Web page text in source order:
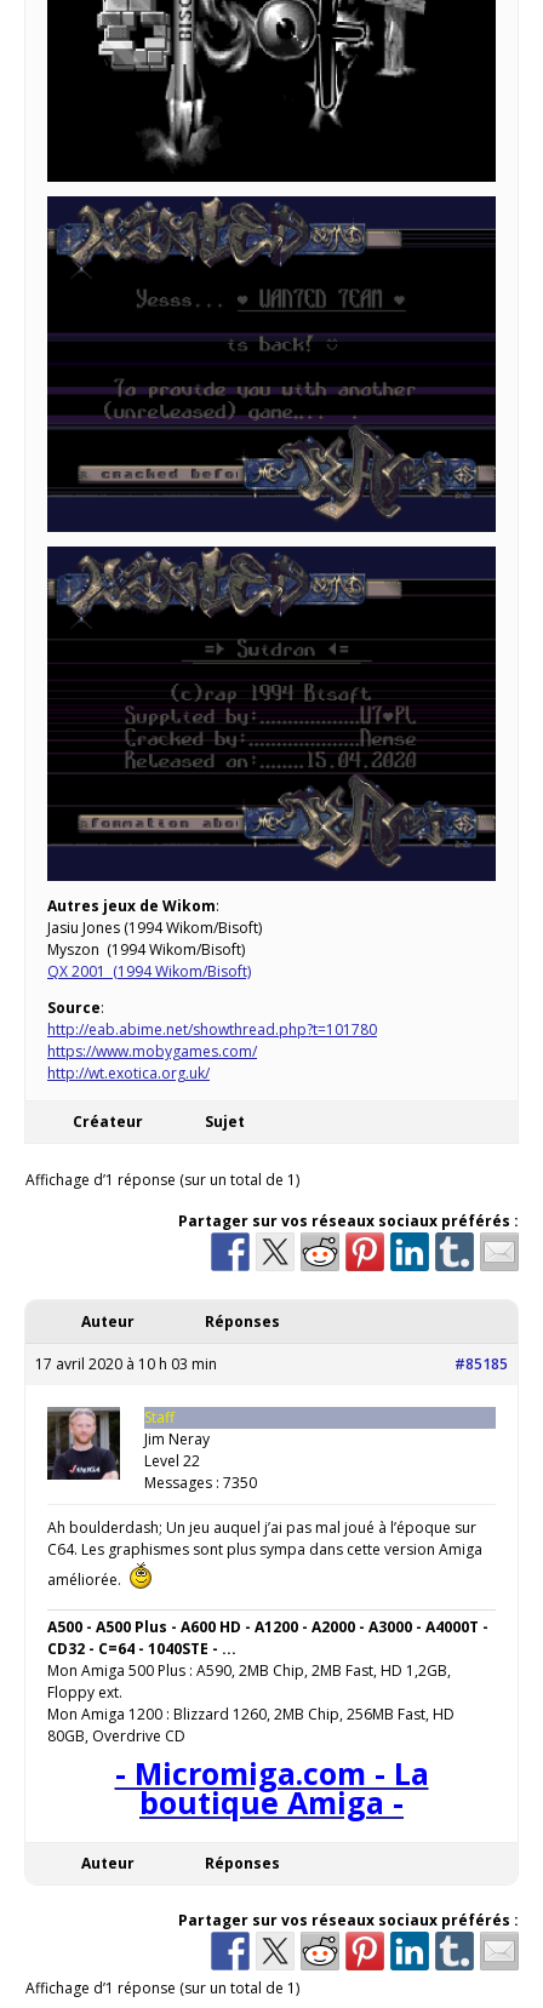
Autres jeux de Wikom:
Jasiu Jones (1994 Wikom/Bisoft)
Myszon (1994 Wikom/Bisoft)
QX 2001 (1994 Wikom/Bisoft)
Source:
http://eab.abime.net/showthread.php?t=101780
https://www.mobygames.com/
http://wt.exotica.org.uk/
Créateur Sujet
Affichage d’1 réponse (sur un total de 1)
Partager sur vos réseaux sociaux préférés :
Auteur Réponses
17 avril 2020 à 10 h 03 min #85185
Staff
Jim Neray
Level 22
Messages : 7350
Ah boulderdash; Un jeu auquel j’ai pas mal joué à l’époque sur
C64. Les graphismes sont plus sympa dans cette version Amiga
améliorée.
A500 - A500 Plus - A600 HD - A1200 - A2000 - A3000 - A4000T -
CD32 - C=64 - 1040STE - ...
Mon Amiga 500 Plus : A590, 2MB Chip, 2MB Fast, HD 1,2GB,
Floppy ext.
Mon Amiga 1200 : Blizzard 1260, 2MB Chip, 256MB Fast, HD
80GB, Overdrive CD
- Micromiga.com - La
boutique Amiga -
Auteur Réponses
Partager sur vos réseaux sociaux préférés :
Affichage d’1 réponse (sur un total de 1)